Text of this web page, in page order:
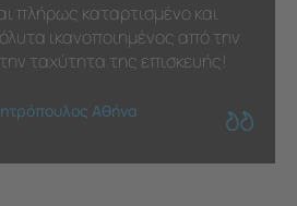
πλήρως καταρτισμένο και
ικανοποιημένος από την
ταχύτητα της επισκευής!
Αθήνα